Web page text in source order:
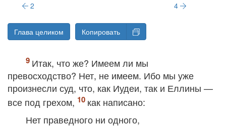
2 4
Глава целиком Копировать
Итак, что же? Имеем ли мы
превосходство? Нет, не имеем. Ибо мы уже
произнесли суд, что, как Иудеи, так и Еллины —
все под грехом,
как написано:
Нет праведного ни одного,